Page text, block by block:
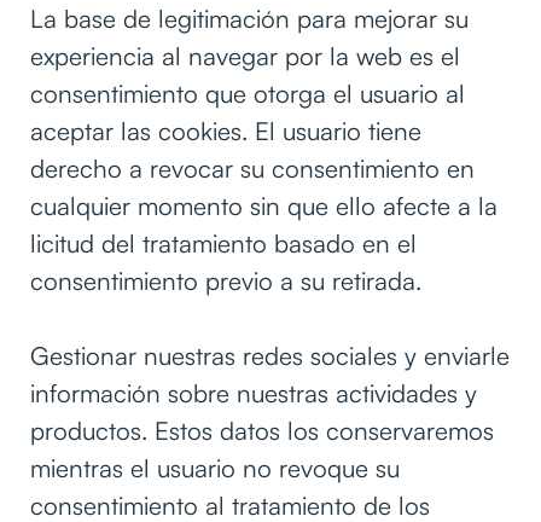
La base de legitimación para mejorar su
experiencia al navegar por la web es el
consentimiento que otorga el usuario al
aceptar las cookies. El usuario tiene
derecho a revocar su consentimiento en
cualquier momento sin que ello afecte a la
licitud del tratamiento basado en el
consentimiento previo a su retirada.
Gestionar nuestras redes sociales y enviarle
información sobre nuestras actividades y
productos. Estos datos los conservaremos
mientras el usuario no revoque su
consentimiento al tratamiento de los